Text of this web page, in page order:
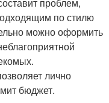
проблем,
по стилю
можно оформить
лично
бюджет.